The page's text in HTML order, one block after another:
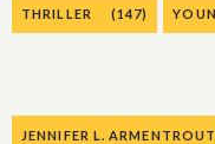
THRILLER (147)
JENNIFER L. ARMENTROUT